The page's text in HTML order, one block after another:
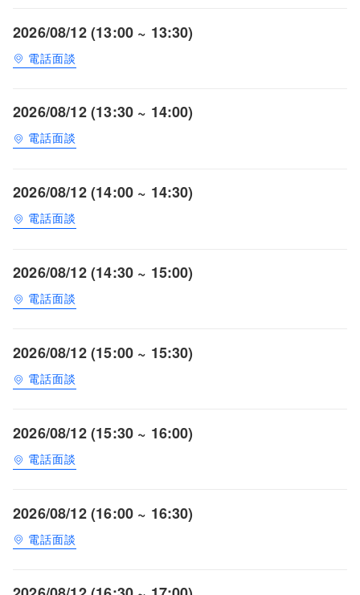
2026/08/12 (13:00 ~ 13:30)
電話面談
2026/08/12 (13:30 ~ 14:00)
電話面談
2026/08/12 (14:00 ~ 14:30)
電話面談
2026/08/12 (14:30 ~ 15:00)
電話面談
2026/08/12 (15:00 ~ 15:30)
電話面談
2026/08/12 (15:30 ~ 16:00)
電話面談
2026/08/12 (16:00 ~ 16:30)
電話面談